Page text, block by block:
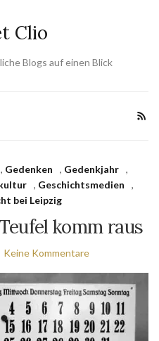
Clio
Blogs auf einen Blick
, Gedenken , Gedenkjahr
,
, Geschichtsmedien
,
bei Leipzig
komm raus
Keine Kommentare